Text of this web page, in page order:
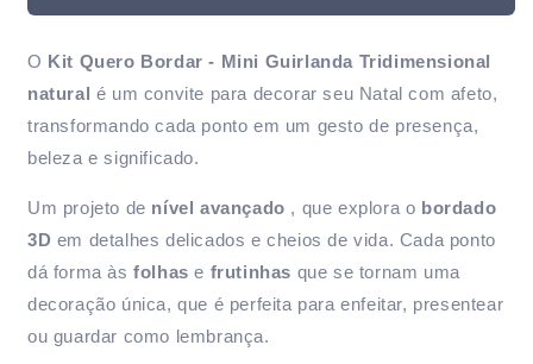
aulas
aulas
O Kit Quero Bordar - Mini Guirlanda Tridimensional
natural é um convite para decorar seu Natal com afeto,
transformando cada ponto em um gesto de presença,
beleza e significado.
Um projeto de nível avançado , que explora o bordado
3D em detalhes delicados e cheios de vida. Cada ponto
dá forma àsfolhas e frutinhas que se tornam uma
decoração única, que é perfeita para enfeitar, presentear
ou guardar como lembrança.